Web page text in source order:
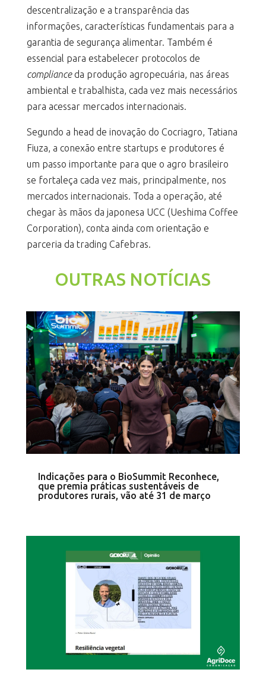
descentralização e a transparência das
informações, características fundamentais para a
garantia de segurança alimentar. Também é
essencial para estabelecer protocolos de
complianceda produção agropecuária, nas áreas
ambiental e trabalhista, cada vez mais necessários
para acessar mercados internacionais.
Segundo a head de inovação do Cocriagro, Tatiana
Fiuza, a conexão entre startups e produtores é
um passo importante para que o agro brasileiro
se fortaleça cada vez mais, principalmente, nos
mercados internacionais. Toda a operação, até
chegar às mãos da japonesa UCC (Ueshima Coffee
Corporation), conta ainda com orientação e
parceria da trading Cafebras.
OUTRAS NOTÍCIAS
Indicações para o BioSummit Reconhece,
que premia práticas sustentáveis de
produtores rurais, vão até 31 de março